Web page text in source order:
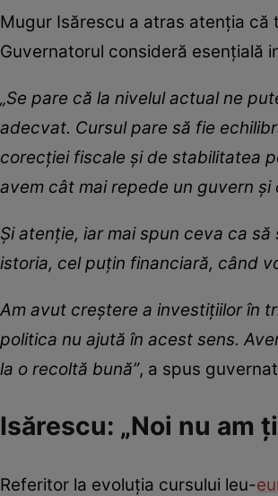
Mugur Isărescu a atras atenția
Guvernatorul consideră esențială
„Se pare că la nivelul actual ne
adecvat. Cursul pare să fie
corecţiei fiscale şi de stabilitatea
avem cât mai repede un guvern
Şi atenţie, iar mai spun ceva ca
istoria, cel puţin financiară, când
Am avut creștere a investițiilor în
politica nu ajută în acest sens.
la o recoltă bună”, a spus
Isărescu: „Noi nu am
Referitor la evoluția cursului leu-